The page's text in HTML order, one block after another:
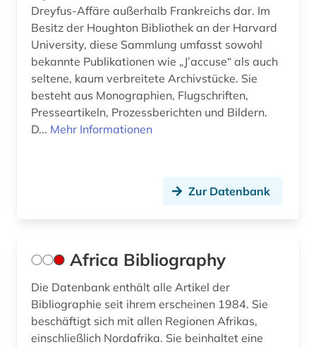
drogenmissbrauch (1)
e-book (3)
e-learning (1)
earnings calls transkripte (1)
einreise (1)
einwanderer (1)
Dreyfus-Affäre außerhalb Frankreichs dar. Im
Besitz der Houghton Bibliothek an der Harvard
University, diese Sammlung umfasst sowohl
bekannte Publikationen wie „J’accuse“ als auch
seltene, kaum verbreitete Archivstücke. Sie
besteht aus Monographien, Flugschriften,
Presseartikeln, Prozessberichten und Bildern.
D... Mehr Informationen
Zur Datenbank
Africa Bibliography
Die Datenbank enthält alle Artikel der
Bibliographie seit ihrem erscheinen 1984. Sie
beschäftigt sich mit allen Regionen Afrikas,
einschließlich Nordafrika. Sie beinhaltet eine